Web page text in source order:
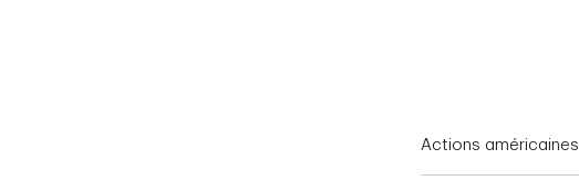
Actions américaines